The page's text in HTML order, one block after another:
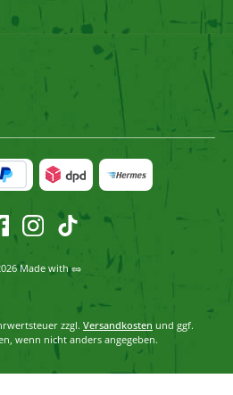
Made with 🥜
zzgl. Versandkosten und ggf.
wenn nicht anders angegeben.